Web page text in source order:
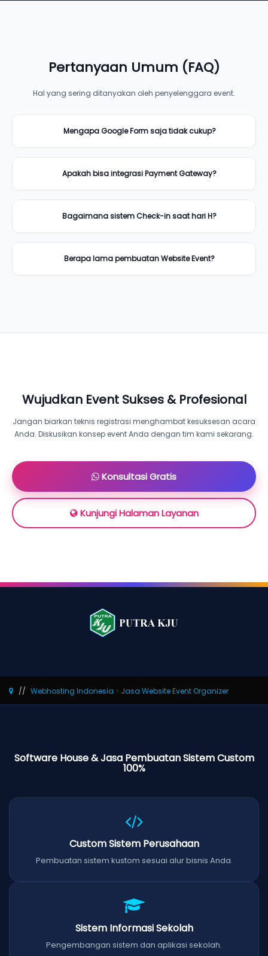
Pertanyaan Umum (FAQ)
Hal yang sering ditanyakan oleh penyelenggara event.
Mengapa Google Form saja tidak cukup?
Apakah bisa integrasi Payment Gateway?
Bagaimana sistem Check-in saat hari H?
Berapa lama pembuatan Website Event?
Wujudkan Event Sukses & Profesional
Jangan biarkan teknis registrasi menghambat kesuksesan acara
Anda. Diskusikan konsep event Anda dengan tim kami sekarang.
Konsultasi Gratis
Kunjungi Halaman Layanan
Webhosting Indonesia > Jasa Website Event Organizer
Software House & Jasa Pembuatan Sistem Custom
100%
Custom Sistem Perusahaan
Pembuatan sistem kustom sesuai alur bisnis Anda.
Sistem Informasi Sekolah
Pengembangan sistem dan aplikasi sekolah.